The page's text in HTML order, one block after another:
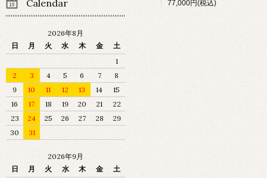
77,000円(税込)
Calendar
2026年8月
日
月 火 水 木 金
土
1
2
3 4 5 6 7
8
9
10 11 12 13 14
15
16
17 18 19 20 21
22
23
24 25 26 27 28
29
30
31
2026年9月
日
月 火 水 木 金
土